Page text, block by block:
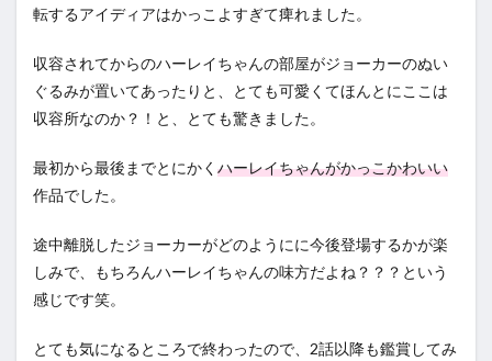
転するアイディアはかっこよすぎて痺れました。
収容されてからのハーレイちゃんの部屋がジョーカーのぬい
ぐるみが置いてあったりと、とても可愛くてほんとにここは
収容所なのか？！と、とても驚きました。
最初から最後までとにかく ハーレイちゃんがかっこかわいい
作品でした。
途中離脱したジョーカーがどのようにに今後登場するかが楽
しみで、もちろんハーレイちゃんの味方だよね？？？という
感じです笑。
とても気になるところで終わったので、2話以降も鑑賞してみ